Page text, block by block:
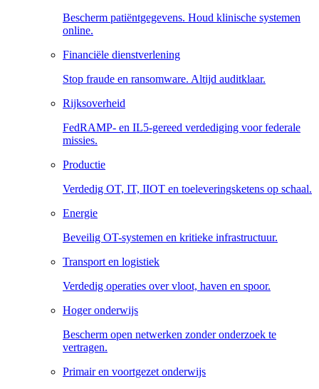
Bescherm patiëntgegevens. Houd klinische systemen
online.
Financiële dienstverlening
Stop fraude en ransomware. Altijd auditklaar.
Rijksoverheid
FedRAMP- en IL5-gereed verdediging voor federale
missies.
Productie
Verdedig OT, IT, IIOT en toeleveringsketens op schaal.
Energie
Beveilig OT-systemen en kritieke infrastructuur.
Transport en logistiek
Verdedig operaties over vloot, haven en spoor.
Hoger onderwijs
Bescherm open netwerken zonder onderzoek te
vertragen.
Primair en voortgezet onderwijs